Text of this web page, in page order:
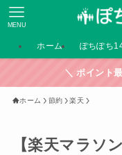
MENU
ホーム ぽちぽち
＼ ポイント
ホーム 節約 楽天
【楽天マラソ